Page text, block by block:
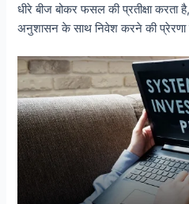
धीरे बीज बोकर फसल की प्रतीक्षा
अनुशासन के साथ निवेश करने की प्रेरणा